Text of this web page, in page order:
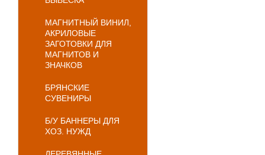
МАГНИТНЫЙ ВИНИЛ,
АКРИЛОВЫЕ
ЗАГОТОВКИ ДЛЯ
МАГНИТОВ И
ЗНАЧКОВ
БРЯНСКИЕ
СУВЕНИРЫ
Б/У БАННЕРЫ ДЛЯ
ХОЗ. НУЖД